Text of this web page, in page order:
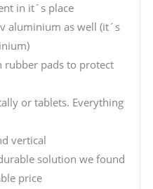
in it´s place
aluminium as well (it´s
rubber pads to protect
or tablets. Everything
vertical
solution we found
price